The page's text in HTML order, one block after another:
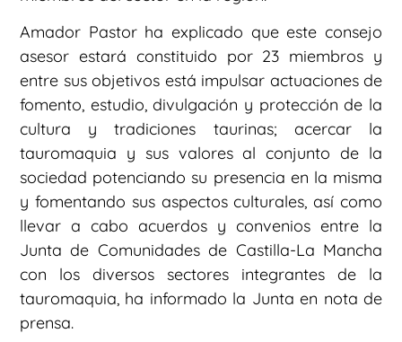
Amador Pastor ha explicado que este consejo
asesor estará constituido por 23 miembros y
entre sus objetivos está impulsar actuaciones de
fomento, estudio, divulgación y protección de la
cultura y tradiciones taurinas; acercar la
tauromaquia y sus valores al conjunto de la
sociedad potenciando su presencia en la misma
y fomentando sus aspectos culturales, así como
llevar a cabo acuerdos y convenios entre la
Junta de Comunidades de Castilla-La Mancha
con los diversos sectores integrantes de la
tauromaquia, ha informado la Junta en nota de
prensa.